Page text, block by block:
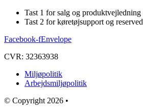
Tast 1 for salg og produktvejledning
Tast 2 for køretøjsupport og
Facebook-fEnvelope
CVR: 32363938
Miljøpolitik
Arbejdsmiljøpolitik
© Copyright 2026 •